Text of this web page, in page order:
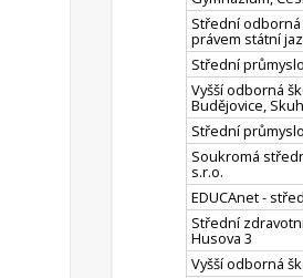
Střední odborná
právem státní
Střední
Vyšší odborná
Budějovice,
Střední
Soukromá
s.r.o.
EDUCAnet -
Střední
Husova 3
Vyšší odborná